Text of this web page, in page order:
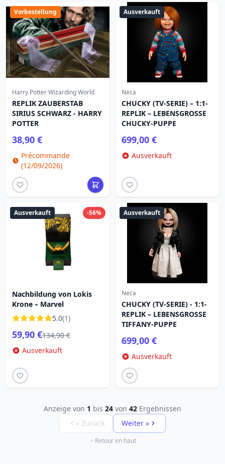
Vorbestellung
Harry Potter Wizarding World
REPLIK ZAUBERSTAB
SIRIUS SCHWARZ - HARRY
POTTER
38,90 €
Précommande
(12/09/2026)
Ausverkauft
Neca
CHUCKY (TV-SERIE) – 1:1-
REPLIK – LEBENSGROSSE
CHUCKY-PUPPE
699,00 €
Ausverkauft
-56%
Ausverkauft
Nachbildung von Lokis
Krone – Marvel
5.0(1)
59,90 €134,90 €
Ausverkauft
Ausverkauft
Neca
CHUCKY (TV-SERIE) - 1:1-
REPLIK – LEBENSGROSSE
TIFFANY-PUPPE
699,00 €
Ausverkauft
Anzeige von 1 bis 24 von 42 Ergebnissen
« Zurück
Weiter »
Retour en haut